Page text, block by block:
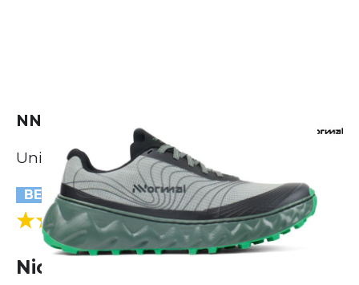
NNormal Tomir 2.0
Unisex
BESTSELLER
3.0 (1 Bewertungen)
Nicht lieferbar